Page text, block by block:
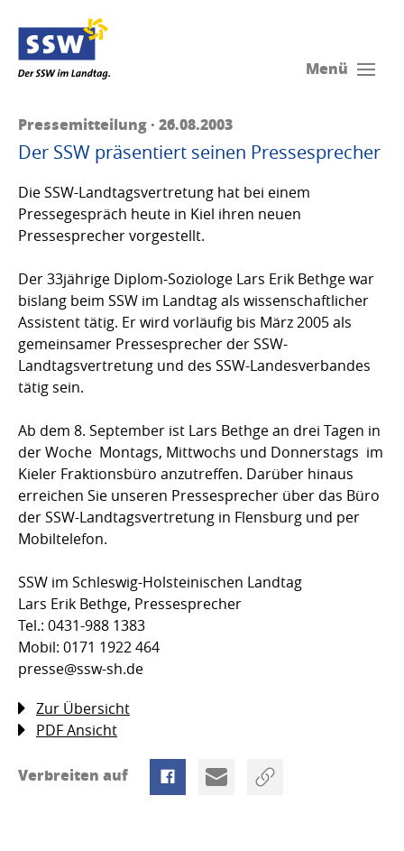
Menü
Pressemitteilung · 26.08.2003
Der SSW präsentiert seinen Pressesprecher
Die SSW-Landtagsvertretung hat bei einem
Pressegespräch heute in Kiel ihren neuen
Pressesprecher vorgestellt.
Der 33jährige Diplom-Soziologe Lars Erik Bethge war
bislang beim SSW im Landtag als wissenschaftlicher
Assistent tätig. Er wird vorläufig bis März 2005 als
gemeinsamer Pressesprecher der SSW-
Landtagsvertretung und des SSW-Landesverbandes
tätig sein.
Ab dem 8. September ist Lars Bethge an drei Tagen in
der Woche  Montags, Mittwochs und Donnerstags  im
Kieler Fraktionsbüro anzutreffen. Darüber hinaus
erreichen Sie unseren Pressesprecher über das Büro
der SSW-Landtagsvertretung in Flensburg und per
Mobiltelefon.
SSW im Schleswig-Holsteinischen Landtag
Lars Erik Bethge, Pressesprecher
Tel.: 0431-988 1383
Mobil: 0171 1922 464
presse@ssw-sh.de
Zur Übersicht
PDF Ansicht
Verbreiten auf